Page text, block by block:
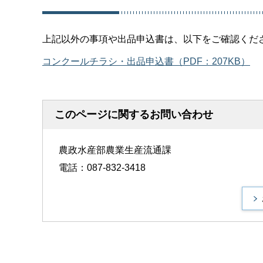
上記以外の事項や出品申込書は、以下をご確認くだ
コンクールチラシ・出品申込書（PDF：207KB）
このページに関するお問い合わせ
農政水産部農業生産流通課
電話：087-832-3418